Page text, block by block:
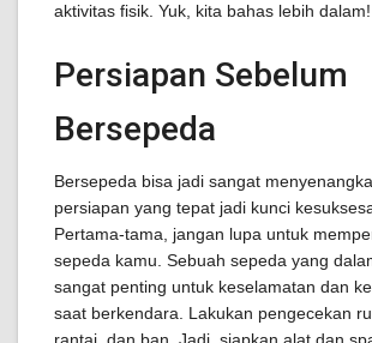
aktivitas fisik. Yuk, kita bahas lebih dalam!
Persiapan Sebelum
Bersepeda
Bersepeda bisa jadi sangat
persiapan yang tepat jadi kunci
Pertama-tama, jangan lupa untuk
sepeda kamu. Sebuah sepeda yang
sangat penting untuk keselamatan dan
saat berkendara. Lakukan pengecekan